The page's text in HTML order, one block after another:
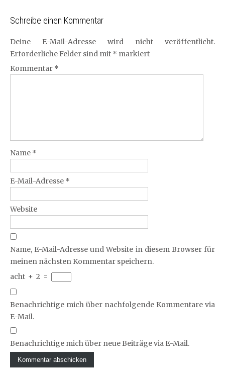
Schreibe einen Kommentar
Deine E-Mail-Adresse wird nicht veröffentlicht.
Erforderliche Felder sind mit * markiert
Kommentar *
Name *
E-Mail-Adresse *
Website
Name, E-Mail-Adresse und Website in diesem Browser für
meinen nächsten Kommentar speichern.
acht + 2 =
Benachrichtige mich über nachfolgende Kommentare via
E-Mail.
Benachrichtige mich über neue Beiträge via E-Mail.